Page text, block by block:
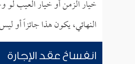
خيار الزمن أو خيار العيب لو
النهائي، يكون هذا جائزاً أو
انفساخ عقد الإجارة